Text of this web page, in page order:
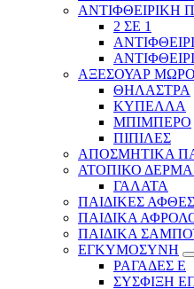
ΑΝΤΙΦΘΕΙΡΙΚΗ
2 ΣΕ 1
ΑΞΕΣΟΥΑΡ
ΘΗΛΑΣΤΡΑ
ΚΥΠΕΛΛΑ
ΜΠΙΜΠΕΡΟ
ΠΙΠΙΛΕΣ
ΑΠΟΣΜΗΤΙΚΑ
ΑΤΟΠΙΚΟ ΔΕΡΜΑ
ΓΑΛΑΤΑ
ΠΑΙΔΙΚΕΣ ΑΦΘΕΣ
ΠΑΙΔΙΚΑ
ΠΑΙΔΙΚΑ
ΕΓΚΥΜΟΣΥΝΗ
ΡΑΓΑΔΕΣ Ε
ΣΥΣΦΙΞΗ